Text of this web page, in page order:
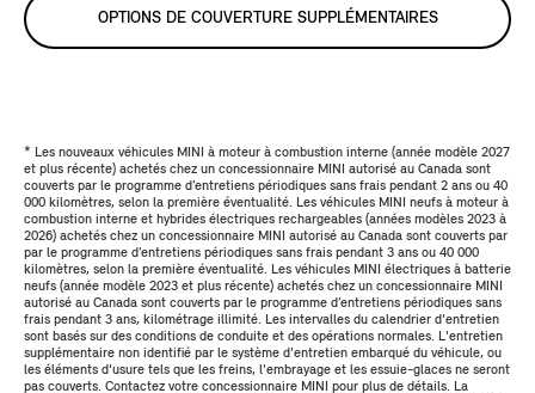
OPTIONS DE COUVERTURE SUPPLÉMENTAIRES
* Les nouveaux véhicules MINI à moteur à combustion interne (année modèle 2027
et plus récente) achetés chez un concessionnaire MINI autorisé au Canada sont
couverts par le programme d’entretiens périodiques sans frais pendant 2 ans ou 40
000 kilomètres, selon la première éventualité. Les véhicules MINI neufs à moteur à
combustion interne et hybrides électriques rechargeables (années modèles 2023 à
2026) achetés chez un concessionnaire MINI autorisé au Canada sont couverts par
par le programme d’entretiens périodiques sans frais pendant 3 ans ou 40 000
kilomètres, selon la première éventualité. Les véhicules MINI électriques à batterie
neufs (année modèle 2023 et plus récente) achetés chez un concessionnaire MINI
autorisé au Canada sont couverts par le programme d’entretiens périodiques sans
frais pendant 3 ans, kilométrage illimité. Les intervalles du calendrier d'entretien
sont basés sur des conditions de conduite et des opérations normales. L'entretien
supplémentaire non identifié par le système d'entretien embarqué du véhicule, ou
les éléments d'usure tels que les freins, l'embrayage et les essuie-glaces ne seront
pas couverts. Contactez votre concessionnaire MINI pour plus de détails. La